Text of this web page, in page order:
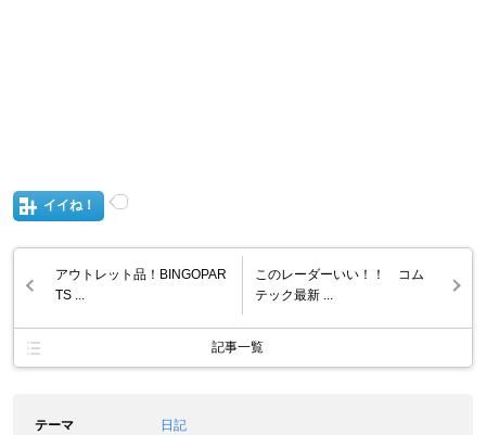
イイね！
アウトレット品！BINGOPAR
TS ...
このレーダーいい！！ コム
テック最新 ...
記事一覧
テーマ
日記